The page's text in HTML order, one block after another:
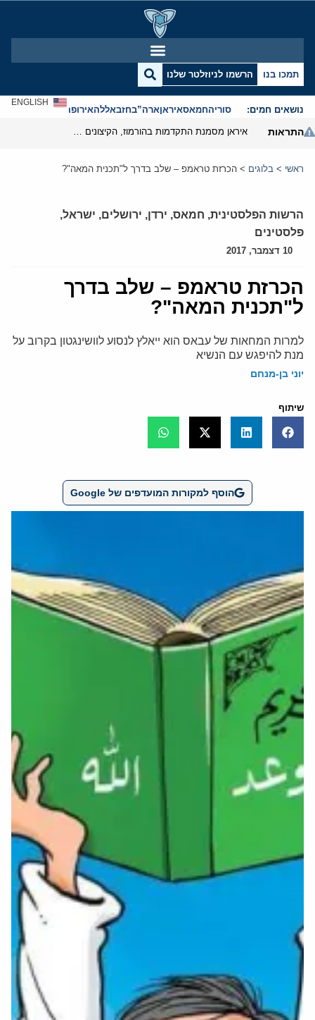
תמכו בנו הרשמו לניוזלטר שלנו
נושאים חמים: סוריהחמאסאיראןארה”בחזבאללהאירופהאנטישמיות
ENGLISH
התראות
ראשי > בלוגים > הכרזת טראמפ – שלב בדרך ל"תכנית המאה"?
הרשות הפלסטינית, חמאס, ירדן, ירושלים, ישראל,
פלסטינים
10 דצמבר, 2017
הכרזת טראמפ – שלב בדרך
ל"תכנית המאה"?
למרות המחאות של עבאס הוא ייאלץ לנסוע לוושינגטון בקרוב על
מנת להיפגש עם הנשיא
יוני בן-מנחם
שיתוף
הוסף למקורות המועדפים של Google